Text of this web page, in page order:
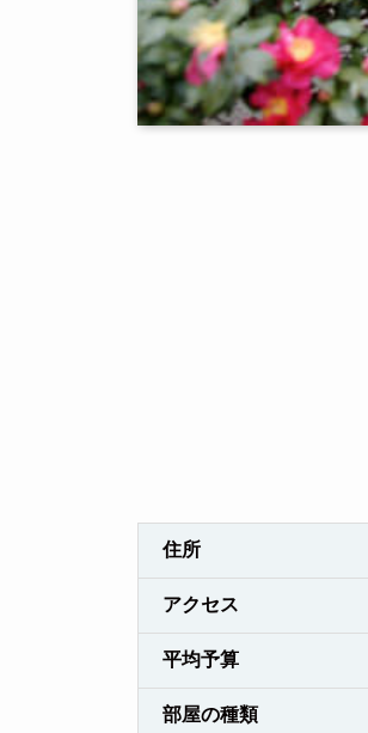
住所
アクセス
平均予算
部屋の種類